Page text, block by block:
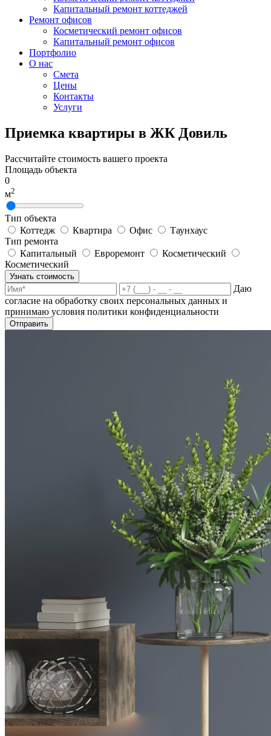
Капитальный ремонт коттеджей
Ремонт офисов
Косметический ремонт офисов
Капитальный ремонт офисов
Портфолио
О нас
Смета
Цены
Контакты
Услуги
Приемка квартиры в ЖК Довиль
Рассчитайте стоимость вашего проекта
Площадь объекта
0
м2
Тип объекта
Коттедж
Квартира Офис
Таунхаус
Тип ремонта
Капитальный
Евроремонт
Косметический
Косметический
Узнать стоимость
Даю
согласие на обработку своих персональных данных и
принимаю условия политики конфиденциальности
Отправить